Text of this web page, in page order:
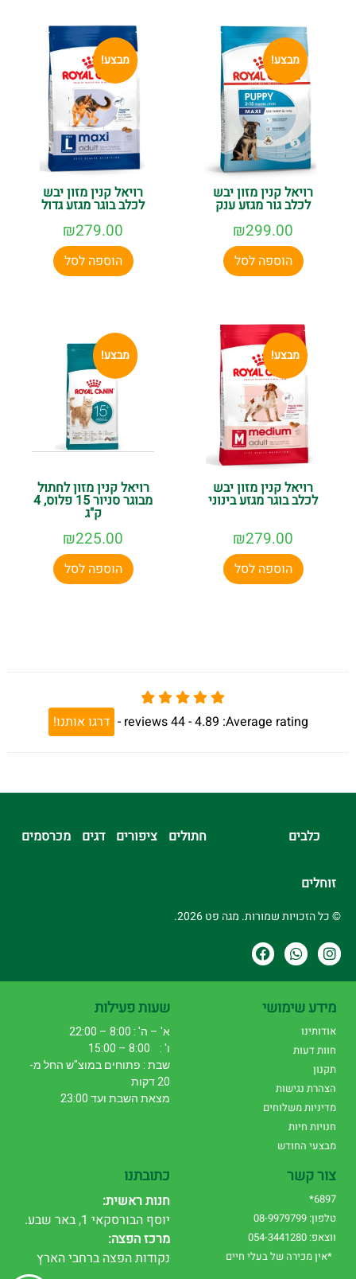
מבצע!
רויאל קנין מזון יבש
לכלב גור מגזע ענק
₪299.00
הוספה לסל
מבצע!
רויאל קנין מזון יבש
לכלב בוגר מגזע גדול
₪279.00
הוספה לסל
מבצע!
רויאל קנין מזון יבש
לכלב בוגר מגזע בינוני
₪279.00
הוספה לסל
מבצע!
רויאל קנין מזון לחתול
מבוגר סניור 15 פלוס, 4
ק"ג
₪225.00
הוספה לסל
Average rating:
4.89 -
44
reviews
- דרגו אותנו!
כלבים חתולים ציפורים דגים מכרסמים
זוחלים
© כל הזכויות שמורות. מגה פט 2026.
מידע שימושי
אודותינו
חוות דעות
תקנון
הצהרת נגישות
מדיניות משלוחים
חנויות חיות
מבצעי החודש
שעות פעילות
א' – ה' : 8:00 – 22:00
ו' : 8:00 – 15:00
שבת : פתוחים במוצ"ש החל מ-
20 דקות
מצאת השבת ועד 23:00
צור קשר
6897*
טלפון: 08-9979799
ווצאפ: 054-3441280
*אין מכירה של בעלי חיים
כתובתנו
חנות ראשית:
יוסף הבורסקאי 1, באר שבע.
מרכז הפצה:
נקודות הפצה ברחבי הארץ